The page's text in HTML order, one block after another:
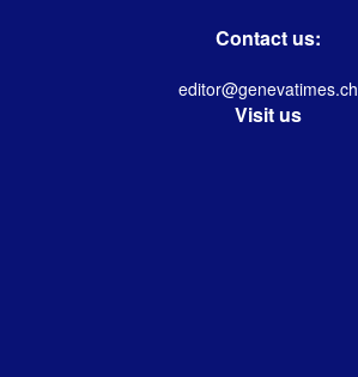
Contact us:
editor@genevatimes.ch
Visit us